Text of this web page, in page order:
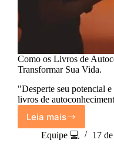
Como os Livros de
Transformar Sua Vida.
"Desperte seu potencial
livros de
Leia mais
Como
os
Livros
Equipe 💻 17